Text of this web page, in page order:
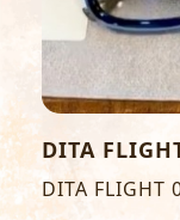
DITA
DITA FLIGHT